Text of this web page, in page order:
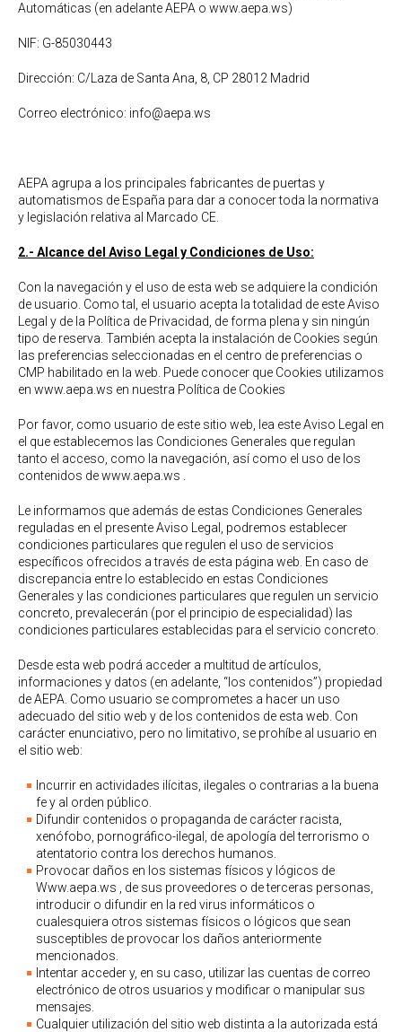
Automáticas (en adelante AEPA o www.aepa.ws)
NIF: G-85030443
Dirección: C/Laza de Santa Ana, 8, CP 28012 Madrid
Correo electrónico: info@aepa.ws
AEPA agrupa a los principales fabricantes de puertas y
automatismos de España para dar a conocer toda la normativa
y legislación relativa al Marcado CE.
2.- Alcance del Aviso Legal y Condiciones de Uso:
Con la navegación y el uso de esta web se adquiere la condición
de usuario. Como tal, el usuario acepta la totalidad de este Aviso
Legal y de la Política de Privacidad, de forma plena y sin ningún
tipo de reserva. También acepta la instalación de Cookies según
las preferencias seleccionadas en el centro de preferencias o
CMP habilitado en la web. Puede conocer que Cookies utilizamos
en www.aepa.ws en nuestra Política de Cookies
Por favor, como usuario de este sitio web, lea este Aviso Legal en
el que establecemos las Condiciones Generales que regulan
tanto el acceso, como la navegación, así como el uso de los
contenidos de www.aepa.ws .
Le informamos que además de estas Condiciones Generales
reguladas en el presente Aviso Legal, podremos establecer
condiciones particulares que regulen el uso de servicios
específicos ofrecidos a través de esta página web. En caso de
discrepancia entre lo establecido en estas Condiciones
Generales y las condiciones particulares que regulen un servicio
concreto, prevalecerán (por el principio de especialidad) las
condiciones particulares establecidas para el servicio concreto.
Desde esta web podrá acceder a multitud de artículos,
informaciones y datos (en adelante, “los contenidos”) propiedad
de AEPA. Como usuario se comprometes a hacer un uso
adecuado del sitio web y de los contenidos de esta web. Con
carácter enunciativo, pero no limitativo, se prohíbe al usuario en
el sitio web:
Incurrir en actividades ilícitas, ilegales o contrarias a la buena
fe y al orden público.
Difundir contenidos o propaganda de carácter racista,
xenófobo, pornográfico-ilegal, de apología del terrorismo o
atentatorio contra los derechos humanos.
Provocar daños en los sistemas físicos y lógicos de
Www.aepa.ws , de sus proveedores o de terceras personas,
introducir o difundir en la red virus informáticos o
cualesquiera otros sistemas físicos o lógicos que sean
susceptibles de provocar los daños anteriormente
mencionados.
Intentar acceder y, en su caso, utilizar las cuentas de correo
electrónico de otros usuarios y modificar o manipular sus
mensajes.
Cualquier utilización del sitio web distinta a la autorizada está